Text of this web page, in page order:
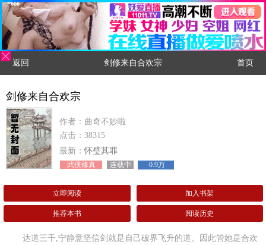
返回 剑修来自合欢宗 首页
剑修来自合欢宗
作者：曲奇不妙啦
点击：38315
最新：怀璧其罪
武侠修真 连载中 0.9万
立即阅读 加入书架
推荐本书 阅读历史
达道三千,宁静意坚信剑就是自己破界飞升的道。因此管她是合欢